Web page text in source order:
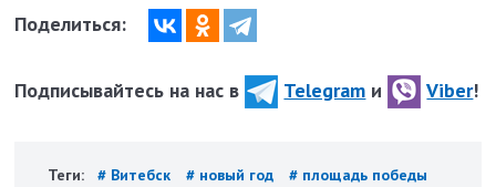
Поделиться:
Подписывайтесь на нас в Telegram и Viber!
Теги: # Витебск # новый год # площадь победы